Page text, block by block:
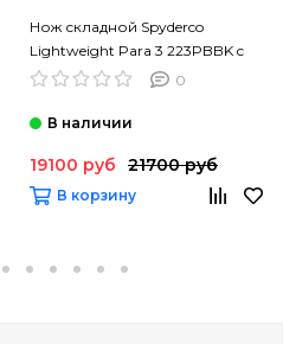
Нож складной Spyderco
Lightweight Para 3 223PBBK c
клинком из стали CTS-BD1,
0
19100 руб 21700 руб
В корзину